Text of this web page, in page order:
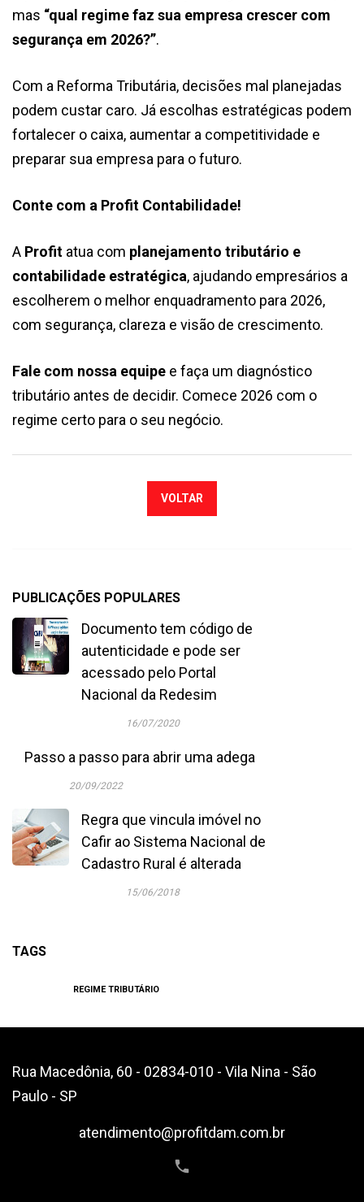
mas “qual regime faz sua empresa crescer com
segurança em 2026?”.
Com a Reforma Tributária, decisões mal planejadas
podem custar caro. Já escolhas estratégicas podem
fortalecer o caixa, aumentar a competitividade e
preparar sua empresa para o futuro.
Conte com a Profit Contabilidade!
A Profit atua com planejamento tributário e
contabilidade estratégica, ajudando empresários a
escolherem o melhor enquadramento para 2026,
com segurança, clareza e visão de crescimento.
Fale com nossa equipe e faça um diagnóstico
tributário antes de decidir. Comece 2026 com o
regime certo para o seu negócio.
VOLTAR
PUBLICAÇÕES POPULARES
Documento tem código de
autenticidade e pode ser
acessado pelo Portal
Nacional da Redesim
16/07/2020
Passo a passo para abrir uma adega
20/09/2022
Regra que vincula imóvel no
Cafir ao Sistema Nacional de
Cadastro Rural é alterada
15/06/2018
TAGS
REGIME TRIBUTÁRIO
Rua Macedônia, 60 - 02834-010 - Vila Nina - São
Paulo - SP
atendimento@profitdam.com.br